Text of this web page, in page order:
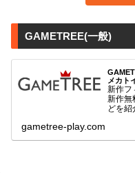
GAMETREE(一般)
メカト
新作フ
新作無
どを紹
gametree-play.com